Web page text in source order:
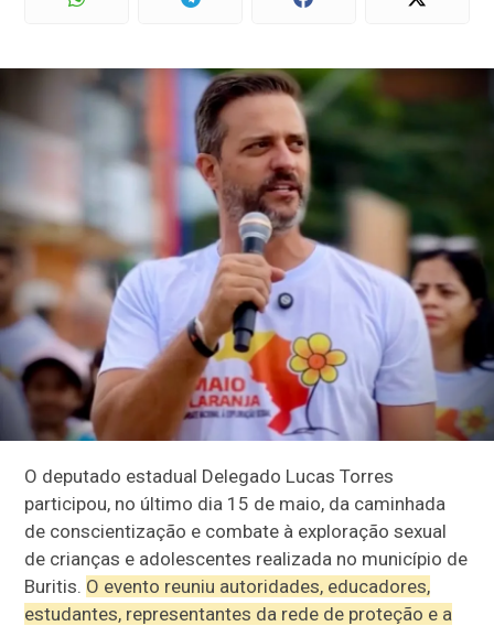
O deputado estadual Delegado Lucas Torres
participou, no último dia 15 de maio, da caminhada
de conscientização e combate à exploração sexual
de crianças e adolescentes realizada no município de
Buritis. O evento reuniu autoridades, educadores,
estudantes, representantes da rede de proteção e a